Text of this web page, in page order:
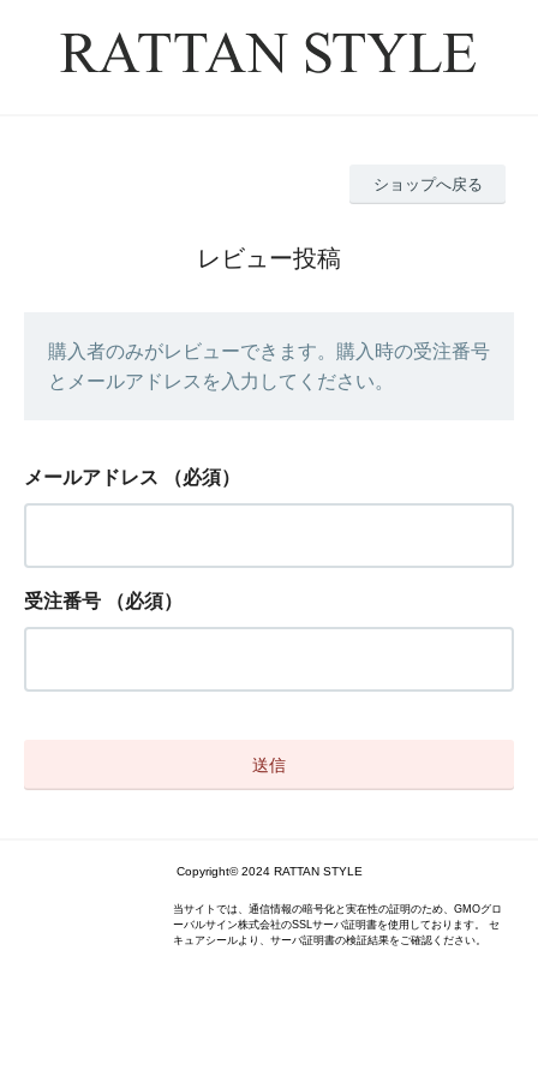
ショップへ戻る
レビュー投稿
購入者のみがレビューできます。購入時の受注番号
とメールアドレスを入力してください。
メールアドレス （必須）
受注番号 （必須）
Copyright© 2024 RATTAN STYLE
当サイトでは、通信情報の暗号化と実在性の証明のため、GMOグロ
ーバルサイン株式会社のSSLサーバ証明書を使用しております。 セ
キュアシールより、サーバ証明書の検証結果をご確認ください。